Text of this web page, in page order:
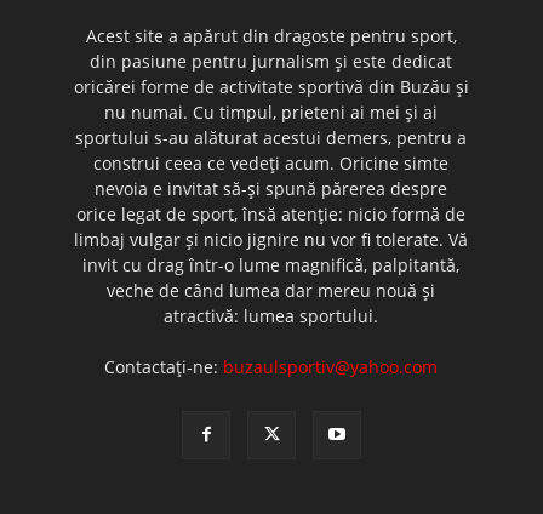
Acest site a apărut din dragoste pentru sport,
din pasiune pentru jurnalism şi este dedicat
oricărei forme de activitate sportivă din Buzău şi
nu numai. Cu timpul, prieteni ai mei şi ai
sportului s-au alăturat acestui demers, pentru a
construi ceea ce vedeţi acum. Oricine simte
nevoia e invitat să-şi spună părerea despre
orice legat de sport, însă atenţie: nicio formă de
limbaj vulgar şi nicio jignire nu vor fi tolerate. Vă
invit cu drag într-o lume magnifică, palpitantă,
veche de când lumea dar mereu nouă şi
atractivă: lumea sportului.
Contactați-ne: buzaulsportiv@yahoo.com